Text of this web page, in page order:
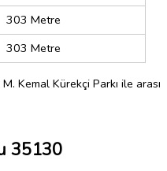
303 Metre
303 Metre
Kemal Kürekçi Parkı ile arası
35130